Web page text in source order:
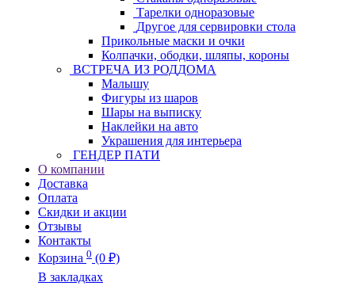
Тарелки одноразовые
Другое для сервировки стола
Прикольные маски и очки
Колпачки, ободки, шляпы, короны
ВСТРЕЧА ИЗ РОДДОМА
Малышу
Фигуры из шаров
Шары на выписку
Наклейки на авто
Украшения для интерьера
ГЕНДЕР ПАТИ
О компании
Доставка
Оплата
Скидки и акции
Отзывы
Контакты
Корзина 0 (0 ₽)
В закладках